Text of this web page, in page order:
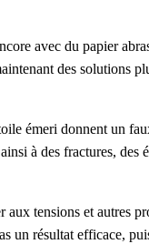
avec du papier
des solutions
émeri donnent un
à des fractures, des
tensions et autres
un résultat efficace,